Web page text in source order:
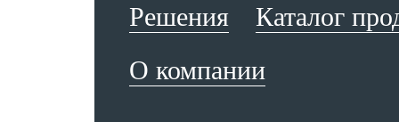
Решения
Каталог
О компании